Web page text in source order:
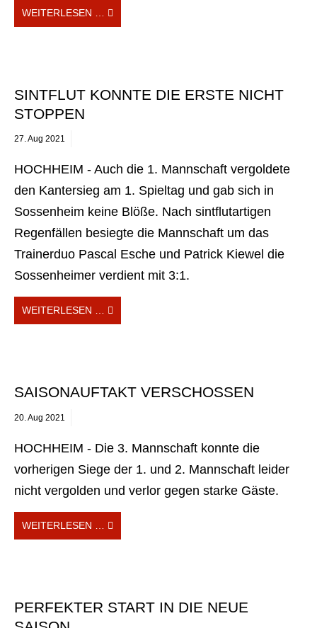
WEITERLESEN …
SINTFLUT KONNTE DIE ERSTE NICHT
STOPPEN
27.Aug 2021
HOCHHEIM - Auch die 1. Mannschaft vergoldete
den Kantersieg am 1. Spieltag und gab sich in
Sossenheim keine Blöße. Nach sintflutartigen
Regenfällen besiegte die Mannschaft um das
Trainerduo Pascal Esche und Patrick Kiewel die
Sossenheimer verdient mit 3:1.
WEITERLESEN …
SAISONAUFTAKT VERSCHOSSEN
20.Aug 2021
HOCHHEIM - Die 3. Mannschaft konnte die
vorherigen Siege der 1. und 2. Mannschaft leider
nicht vergolden und verlor gegen starke Gäste.
WEITERLESEN …
PERFEKTER START IN DIE NEUE